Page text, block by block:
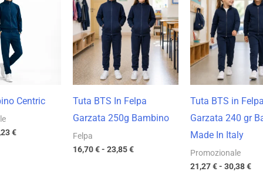
Centric
€
prezzo:
da
14,86 €
a
21,23 €
Tuta BTS In Felpa
Garzata 250g Bambino
Felpa
16,70€- 23,85€
prezzo:
da
16,70 €
23,85 €
Tuta BTS in
Garzata 240 gr
Made In Italy
Promozionale
21,27€- 30,38€
da
a